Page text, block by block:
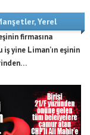
,Yerel
firmasına
yine Liman’ın eşinin